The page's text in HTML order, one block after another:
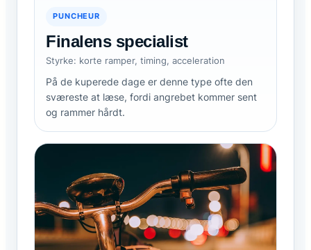
PUNCHEUR
Finalens specialist
Styrke: korte ramper, timing, acceleration
På de kuperede dage er denne type ofte den
sværeste at læse, fordi angrebet kommer sent
og rammer hårdt.